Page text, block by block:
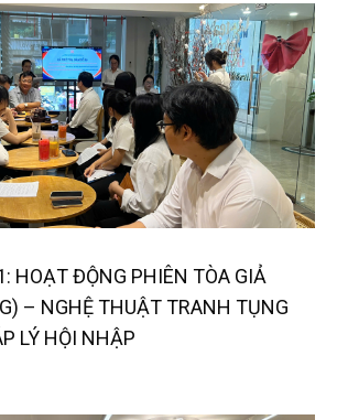
HOẠT ĐỘNG PHIÊN TÒA GIẢ
– NGHỆ THUẬT TRANH TỤNG
LÝ HỘI NHẬP